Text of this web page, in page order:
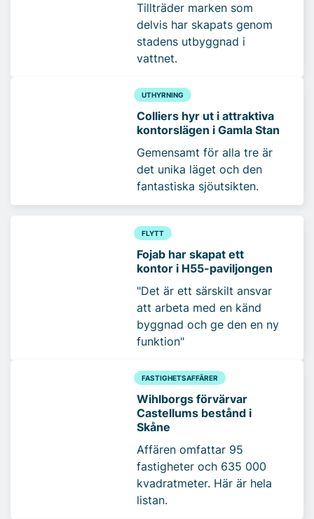
Tillträder marken som
delvis har skapats genom
stadens utbyggnad i
vattnet.
UTHYRNING
Colliers hyr ut i attraktiva
kontorslägen i Gamla Stan
Gemensamt för alla tre är
det unika läget och den
fantastiska sjöutsikten.
FLYTT
Fojab har skapat ett
kontor i H55-paviljongen
"Det är ett särskilt ansvar
att arbeta med en känd
byggnad och ge den en ny
funktion"
FASTIGHETSAFFÄRER
Wihlborgs förvärvar
Castellums bestånd i
Skåne
Affären omfattar 95
fastigheter och 635 000
kvadratmeter. Här är hela
listan.